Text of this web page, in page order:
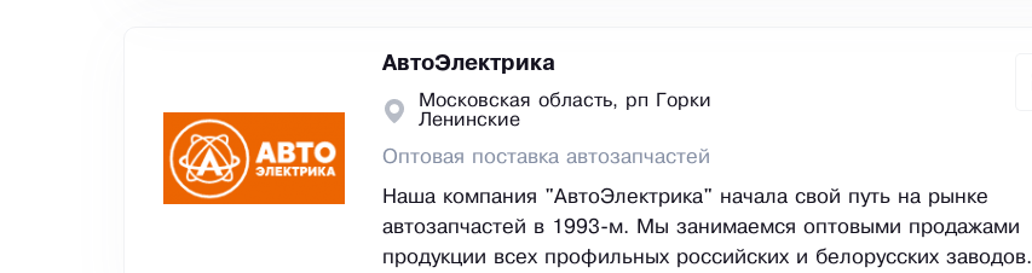
АвтоЭлектрика
Московская область, рп Горки
Ленинские
Оптовая поставка автозапчастей
Наша компания "АвтоЭлектрика" начала свой путь на рынке
автозапчастей в 1993-м. Мы занимаемся оптовыми продажами
продукции всех профильных российских и белорусских заводов.